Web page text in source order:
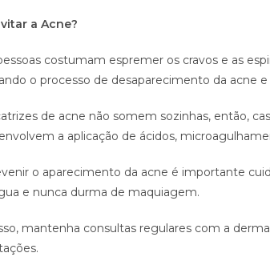
a Acne?
costumam espremer os cravos e as
o processo de desaparecimento da acne
de acne não somem sozinhas, então,
a aplicação de ácidos,
o aparecimento da acne é importante
e nunca durma de maquiagem.
mantenha consultas regulares com a